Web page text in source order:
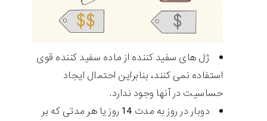
ژل های سفید کننده از ماده سفید کننده قوی
استفاده نمی کنند، بنابراین احتمال ایجاد
حساسیت در آنها وجود ندارد.
دوبار در روز به مدت 14 روز یا هر مدتی که بر